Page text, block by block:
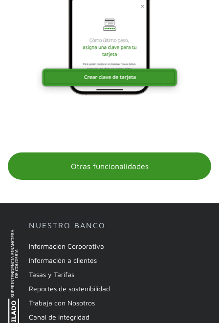
Otras funcionalidades
NUESTRO BANCO
Información Corporativa
Información a clientes
Tasas y Tarifas
Reportes de sostenibilidad
Trabaja con Nosotros
Canal de integridad